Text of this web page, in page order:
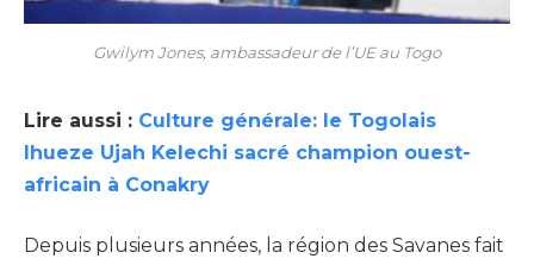
Gwilym Jones, ambassadeur de l’UE au Togo
Lire aussi : Culture générale: le Togolais
Ihueze Ujah Kelechi sacré champion ouest-
africain à Conakry
Depuis plusieurs années, la région des Savanes fait